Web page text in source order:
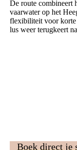
De route combineert
vaarwater op het
flexibiliteit voor korte
lus weer terugkeert
Boek direct je